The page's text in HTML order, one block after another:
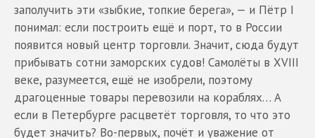
заполучить эти «зыбкие, топкие берега», — и Пётр I
понимал: если построить ещё и порт, то в России
появится новый центр торговли. Значит, сюда будут
прибывать сотни заморских судов! Самолёты в XVIII
веке, разумеется, ещё не изобрели, поэтому
драгоценные товары перевозили на кораблях… А
если в Петербурге расцветёт торговля, то что это
будет значить? Во-первых, почёт и уважение от